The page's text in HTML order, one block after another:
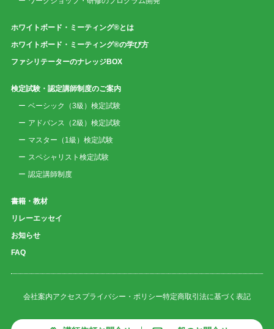
ホワイトボード・ミーティング®とは
ホワイトボード・ミーティング®の学び方
ファシリテーターのナレッジBOX
検定試験・認定講師制度のご案内
ベーシック（3級）検定試験
アドバンス（2級）検定試験
マスター（1級）検定試験
スペシャリスト検定試験
認定講師制度
書籍・教材
リレーエッセイ
お知らせ
FAQ
会社案内アクセスプライバシー・ポリシー特定商取引法に基づく表記